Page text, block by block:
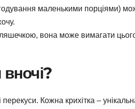
маленькими порціями)
вона може вимагати
Кожна крихітка –